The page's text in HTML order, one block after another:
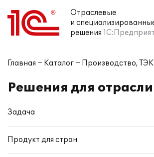
Отраслевые
и
решения
Главная Каталог Производство, ТЭК
Решения для
Задача
Продукт для стран